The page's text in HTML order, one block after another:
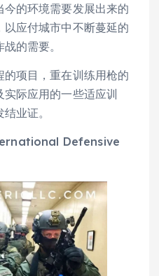
的环境需要发展出来的
应付城市中不断蔓延的
的需要。
项目，重在训练用枪的
际应用的一些适应训
业证。
Defensive